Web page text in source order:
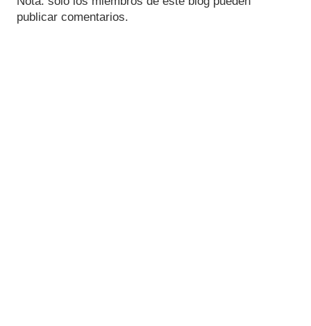
publicar comentarios.